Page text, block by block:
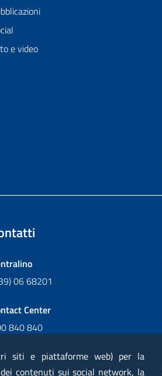
e video
06 68201
Center
840 840
siti e piattaforme web) per la
contenuti sui social network, la